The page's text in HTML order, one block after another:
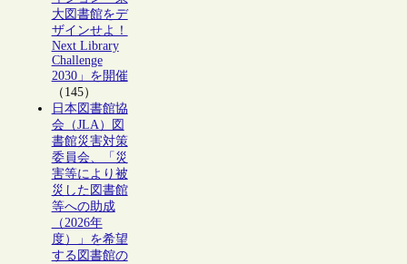
大図書館をデ
ザインせよ！
Next Library
Challenge
2030」を開催
（145）
日本図書館協
会（JLA）図
書館災害対策
委員会、「災
害等により被
災した図書館
等への助成
（2026年
度）」を希望
する図書館の